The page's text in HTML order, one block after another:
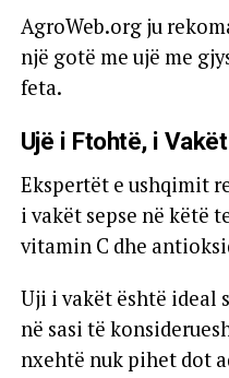
AgroWeb.org ju
një gotë me ujë me
feta.
Ujë i Ftohtë, i
Ekspertët e ushqimit
i vakët sepse në këtë
vitamin C dhe
Uji i vakët është ideal
në sasi të
nxehtë nuk pihet dot